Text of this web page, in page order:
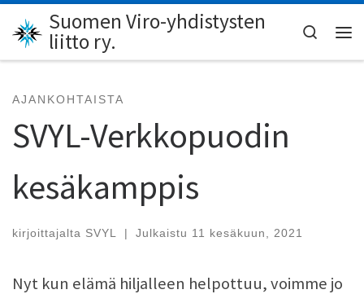
Skip to content
Suomen Viro-yhdistysten
liitto ry.
Search
AJANKOHTAISTA
SVYL-Verkkopuodin
kesäkamppis
kirjoittajalta SVYL | Julkaistu 11 kesäkuun, 2021
Nyt kun elämä hiljalleen helpottuu, voimme jo